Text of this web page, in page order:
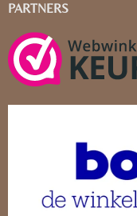
PARTNERS